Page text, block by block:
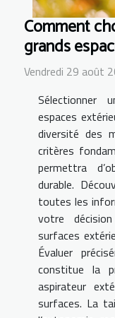
Comment
grands
Vendredi 29 août
Sélectionner
espaces
diversité des
critères
permettra
durable.
toutes les
votre
surfaces
Évaluer
constitue la
aspirateur
surfaces. La